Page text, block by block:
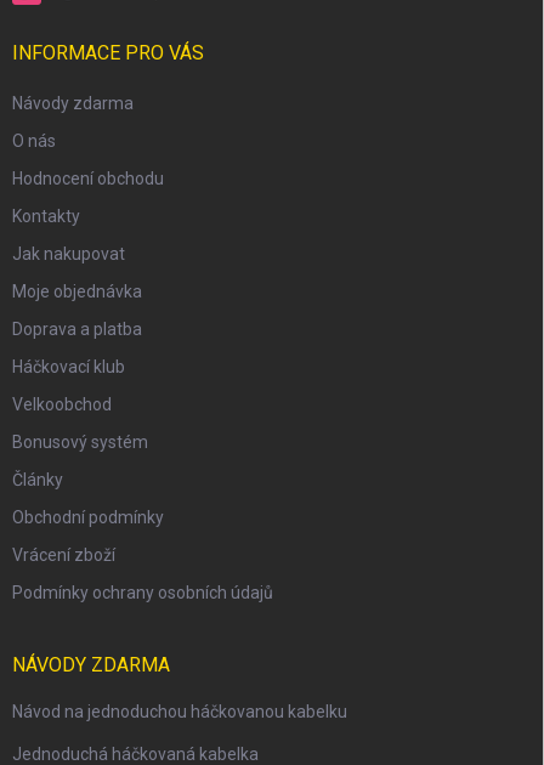
INFORMACE PRO VÁS
Návody zdarma
O nás
Hodnocení obchodu
Kontakty
Jak nakupovat
Moje objednávka
Doprava a platba
Háčkovací klub
Velkoobchod
Bonusový systém
Články
Obchodní podmínky
Vrácení zboží
Podmínky ochrany osobních údajů
NÁVODY ZDARMA
Návod na jednoduchou háčkovanou kabelku
Jednoduchá háčkovaná kabelka